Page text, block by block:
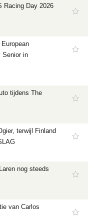
Racing Day 2026
Senior in
tijdens The
terwijl Finland
nog steeds
van Carlos